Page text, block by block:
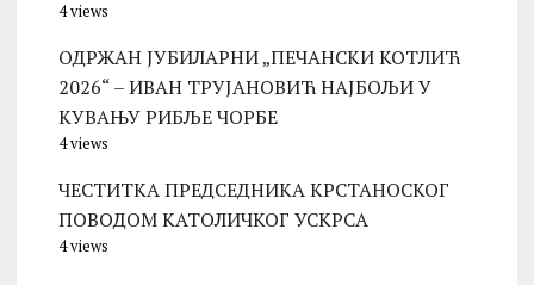
4 views
ОДРЖАН ЈУБИЛАРНИ „ПЕЧАНСКИ КОТЛИЋ
2026“ – ИВАН ТРУЈАНОВИЋ НАЈБОЉИ У
КУВАЊУ РИБЉЕ ЧОРБЕ
4 views
ЧЕСТИТКА ПРЕДСЕДНИКА КРСТАНОСКОГ
ПОВОДОМ КАТОЛИЧКОГ УСКРСА
4 views